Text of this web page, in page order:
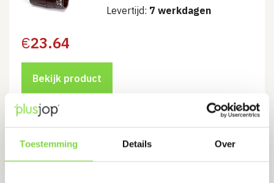
Toestemming Details Over
Levertijd: 7 werkdagen
€23.64
Bekijk product
Automatisch pp afsluitventiel met